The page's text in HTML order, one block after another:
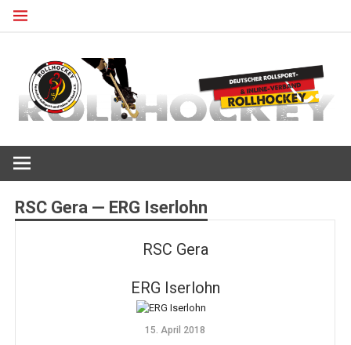
Zum
RSC Gera — ERG Iserlohn
RSC Gera
ERG Iserlohn
15. April 2018